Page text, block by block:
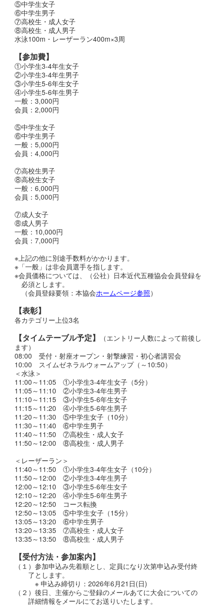
⑤中学生女子
⑥中学生男子
⑦高校生・成人女子
⑧高校生・成人男子
水泳100m・レーザーラン400m×3周
【参加費】
①小学生3-4年生女子
②小学生3-4年生男子
③小学生5-6年生女子
④小学生5-6年生男子
一般：3,000円
会員：2,000円
⑤中学生女子
⑥中学生男子
一般：5,000円
会員：4,000円
⑦高校生男子
⑧高校生女子
一般：6,000円
会員：5,000円
⑦成人女子
⑧成人男子
一般：10,000円
会員：7,000円
※上記の他に別途手数料がかかります。
※「一般」は非会員選手を指します。
※会員価格については、（公社）日本近代五種協会会員登録を
必須とします。
（会員登録要領：本協会ホームページ参照）
【表彰】
各カテゴリー上位3名
【タイムテーブル予定】
（エントリー人数によって前後し
ます）
08:00 受付・射座オープン・射撃練習・初心者講習会
10:00 スイムゼネラルウォームアップ（～10:50）
＜水泳＞
11:00～11:05 ①小学生3-4年生女子（5分）
11:05～11:10 ②小学生3-4年生男子
11:10～11:15 ③小学生5-6年生女子
11:15～11:20 ④小学生5-6年生男子
11:20～11:30 ⑤中学生女子（10分）
11:30～11:40 ⑥中学生男子
11:40～11:50 ⑦高校生・成人女子
11:50～12:00 ⑧高校生・成人男子
＜レーザーラン＞
11:40～11:50 ①小学生3-4年生女子（10分）
11:50～12:00 ②小学生3-4年生男子
12:00～12:10 ③小学生5-6年生女子
12:10～12:20 ④小学生5-6年生男子
12:20～12:50 コース転換
12:50～13:05 ⑤中学生女子（15分）
13:05～13:20 ⑥中学生男子
13:20～13:35 ⑦高校生・成人女子
13:35～13:50 ⑧高校生・成人男子
【受付方法・参加案内】
（１）参加申込み先着順とし、定員になり次第申込み受付終
了とします。
※ 申込み締切り：2026年6月21日(日)
（２）後日、主催からご登録のメールあてに大会についての
詳細情報をメールにてお送りいたします。